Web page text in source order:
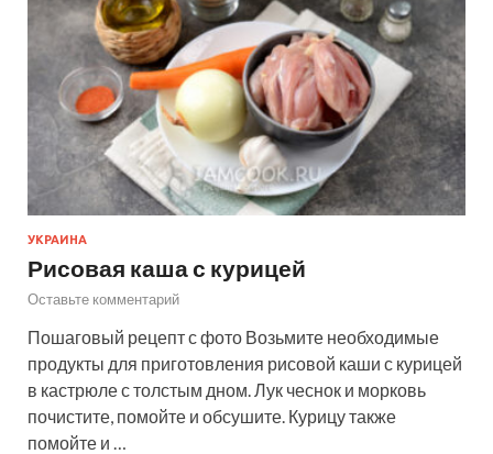
УКРАИНА
Рисовая каша с курицей
Оставьте комментарий
Пошаговый рецепт с фото Возьмите необходимые
продукты для приготовления рисовой каши с курицей
в кастрюле с толстым дном. Лук чеснок и морковь
почистите, помойте и обсушите. Курицу также
помойте и …